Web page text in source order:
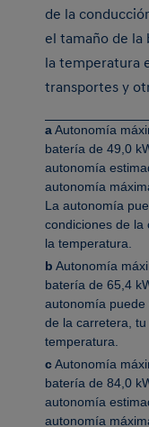
de la
el tamaño de la
la temperatura
transportes y
aAutonomía
batería de 49,0
autonomía
autonomía
La autonomía
condiciones de la
la temperatura.
b Autonomía
batería de 65,4
autonomía puede
de la carretera,
temperatura.
cAutonomía
batería de 84,0
autonomía
autonomía